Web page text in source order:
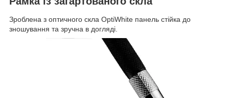
Зроблена з оптичного скла OptiWhite панель стійка до
зношування та зручна в догляді.